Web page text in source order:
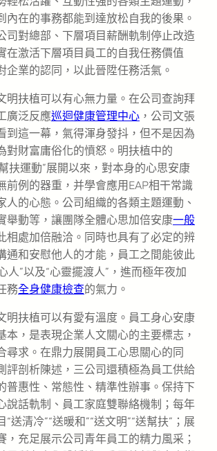
內在的事務都能到達放松自我的後果。
司對總部、下層項目薪酬軌制停止改造
在激活下層項目員工的自我任務價值
企業的認同，以此晉陞任務活氣。
明扶植可以有心無力量。在公司查詢拜
廣泛反應巡迴健康管理中心 ，公司文張
到這一幕，氣得渾身發抖，但不是因為
對財富庸俗化的憤怒。明扶植中的
扶運動”展開以來，對本身的心思安康
前例的器重，并學會應用EAP相干常識
人的心態。公司組織的各類主題運動、
舉動等，讓團隊全體心思加倍安康一般
相處加倍融洽。同時也具有了必定的辨
通和安慰他人的才能，員工之間能彼此
人”以及“心靈擺渡人”，進而極年夜加
務全身健康檢查的氣力。
明扶植可以有愛有溫度。員工身心安康
本，是表現企業人文關心的主要標志，
尋求。在鼎力展開員工心思關心的同
評剖析陳述，三公司還積極為員工供給
普惠性、常態性、精準性辦事。保持下
說話軌制、員工家庭雙聯絡機制；每年
送清冷”“送暖和”“送文明”“送幫扶”；展
，充足展示公司青年員工的精力風采；